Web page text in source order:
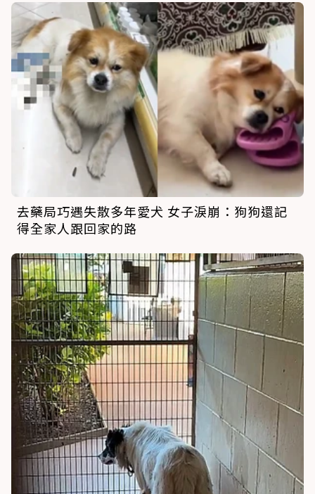
去藥局巧遇失散多年愛犬 女子淚崩：狗狗還記
得全家人跟回家的路